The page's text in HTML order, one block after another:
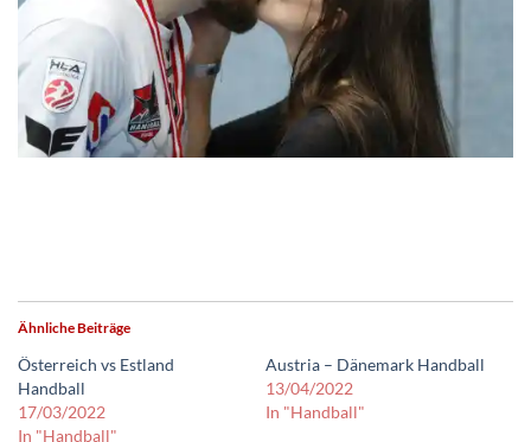
Ähnliche Beiträge
Österreich vs Estland
Handball
17/03/2022
In "Handball"
Austria – Dänemark Handball
13/04/2022
In "Handball"